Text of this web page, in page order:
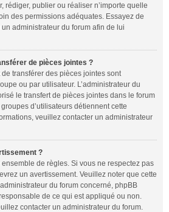
rédiger, publier ou réaliser n’importe quelle
des permissions adéquates. Essayez de
administrateur du forum afin de lui
de pièces jointes ?
transférer des pièces jointes sont
ou par utilisateur. L’administrateur du
le transfert de pièces jointes dans le forum
d’utilisateurs détiennent cette
veuillez contacter un administrateur
?
de règles. Si vous ne respectez pas
un avertissement. Veuillez noter que cette
du forum concerné, phpBB
de ce qui est appliqué ou non.
contacter un administrateur du forum.